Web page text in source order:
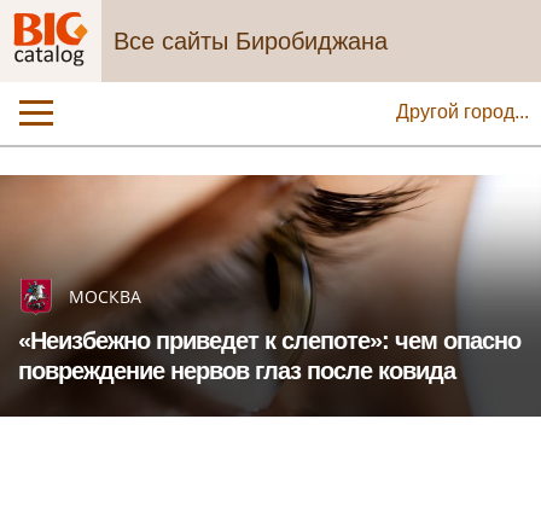
Все сайты Биробиджана
Другой город...
МОСКВА
«Неизбежно приведет к слепоте»: чем опасно
повреждение нервов глаз после ковида